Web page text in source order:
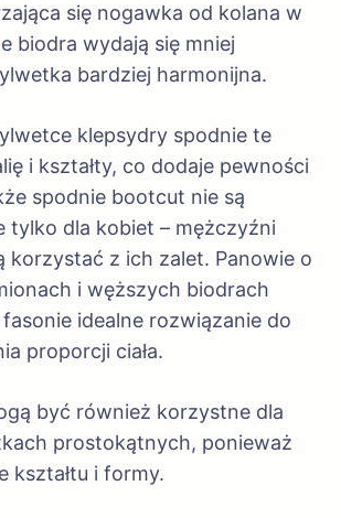
się nogawka od kolana w
biodra wydają się mniej
bardziej harmonijna.
klepsydry spodnie te
i kształty, co dodaje pewności
spodnie bootcut nie są
tylko dla kobiet – mężczyźni
korzystać z ich zalet. Panowie o
i węższych biodrach
idealne rozwiązanie do
proporcji ciała.
być również korzystne dla
prostokątnych, ponieważ
kształtu i formy.